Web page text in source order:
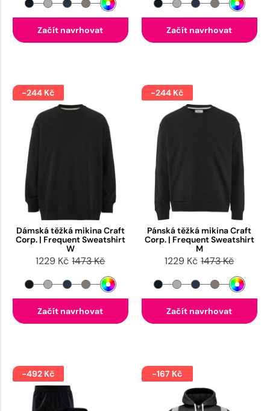
Začít navrhovat Začít navrhovat
-244 Kč
Dámská těžká mikina Craft
Corp. | Frequent Sweatshirt
W
1229 Kč 1473 Kč
Začít navrhovat
-244 Kč
Pánská těžká mikina Craft
Corp. | Frequent Sweatshirt
M
1229 Kč 1473 Kč
Začít navrhovat
-492 Kč -167 Kč